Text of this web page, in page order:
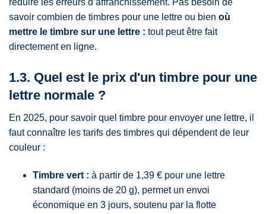
réduire les erreurs d’affranchissement. Pas besoin de
savoir combien de timbres pour une lettre ou bien où
mettre le timbre sur une lettre : tout peut être fait
directement en ligne.
1.3. Quel est le prix d'un timbre pour une
lettre normale ?
En 2025, pour savoir quel timbre pour envoyer une lettre, il
faut connaître les tarifs des timbres qui dépendent de leur
couleur :
Timbre vert : à partir de 1,39 € pour une lettre
standard (moins de 20 g), permet un envoi
économique en 3 jours, soutenu par la flotte